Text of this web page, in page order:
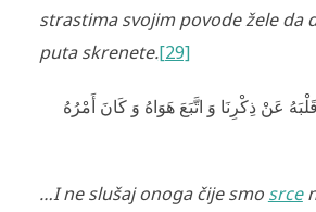
strastima svojim povode žele da
puta skrenete.[29]
عَنْ ذِكْرِنَا وَ اتَّبَعَ هَوَاهُ وَ كَانَ أَمْرُهُ
…I ne slušaj onoga čije smo srce